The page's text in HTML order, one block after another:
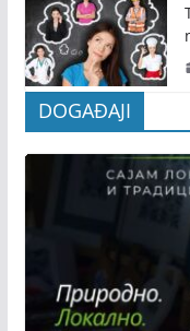
DOGAĐAJI